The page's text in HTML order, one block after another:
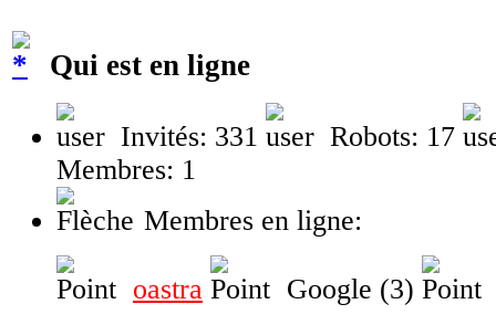
Qui est en ligne
Invités: 331
Robots: 17
Membres: 1
Membres en ligne:
oastra Google (3)